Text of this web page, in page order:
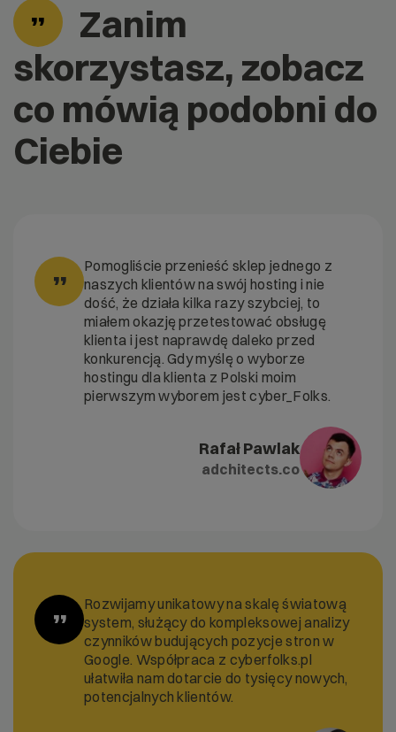
Zanim
skorzystasz, zobacz
co mówią podobni do
Ciebie
”
Pomogliście przenieść sklep jednego z
naszych klientów na swój hosting i nie
dość, że działa kilka razy szybciej, to
miałem okazję przetestować obsługę
klienta i jest naprawdę daleko przed
konkurencją. Gdy myślę o wyborze
hostingu dla klienta z Polski moim
pierwszym wyborem jest cyber_Folks.
Rafał Pawlak
adchitects.co
”
Rozwijamy unikatowy na skalę światową
system, służący do kompleksowej analizy
czynników budujących pozycje stron w
Google. Współpraca z cyberfolks.pl
ułatwiła nam dotarcie do tysięcy nowych,
potencjalnych klientów.